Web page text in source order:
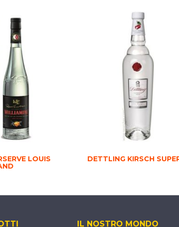
LOUIS
DETTLING KIRSCH
IL NOSTRO MONDO